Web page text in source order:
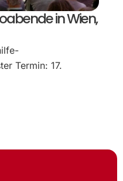
in Wien,
Termin: 17.